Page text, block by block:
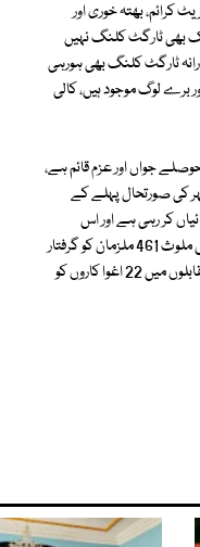
کرائم، بھتہ خوری اور
بھی ٹارگٹ کلنگ نہیں
ٹارگٹ کلنگ بھی ہورہی
پولیس کی نفری 25 ہزار ہے اس میں اچھے اور برے لوگ موجود ہیں، کالی
لیکن پولیس کے حوصلے جواں اور عزم قائم ہے،
کی صورتحال پہلے کے
کر رہی ہے اور اس
سلسلے میں پولیس پر کسی قسم کا دباؤ نہیں ہے، گزشتہ 8 ماہ کے دوران 81 بھتہ خوروں کے علاوہ قتل اور دیگر وارداتوں میں ملوث 461 ملزمان کو گرفتار
کیا گیا جن کے قبضے سے 110 ہینڈ گرینیڈ سمیت 4 ہزار سے زائد مختلف اقسام کے ہتھیار بھی برآمد ہوئے جبکہ پولیس مقابلوں میں 22 اغوا کاروں کو